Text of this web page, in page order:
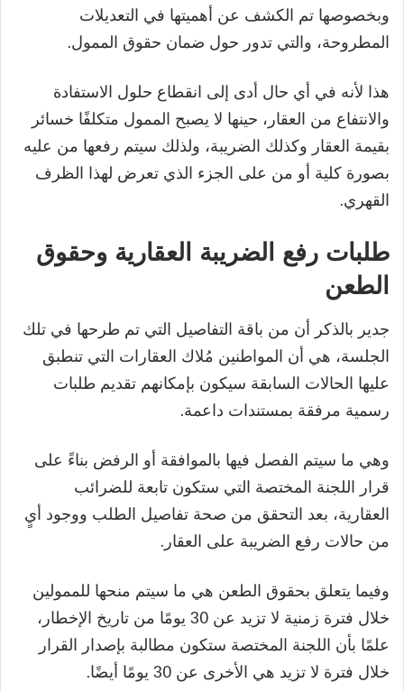
وبخصوصها تم الكشف عن أهميتها في التعديلات
المطروحة، والتي تدور حول ضمان حقوق الممول.
هذا لأنه في أي حال أدى إلى انقطاع حلول الاستفادة
والانتفاع من العقار، حينها لا يصبح الممول متكلفًا خسائر
بقيمة العقار وكذلك الضريبة، ولذلك سيتم رفعها من عليه
بصورة كلية أو من على الجزء الذي تعرض لهذا الظرف
القهري.
طلبات رفع الضريبة العقارية وحقوق
الطعن
جدير بالذكر أن من باقة التفاصيل التي تم طرحها في تلك
الجلسة، هي أن المواطنين مُلاك العقارات التي تنطبق
عليها الحالات السابقة سيكون بإمكانهم تقديم طلبات
رسمية مرفقة بمستندات داعمة.
وهي ما سيتم الفصل فيها بالموافقة أو الرفض بناءً على
قرار اللجنة المختصة التي ستكون تابعة للضرائب
العقارية، بعد التحقق من صحة تفاصيل الطلب ووجود أيٍ
من حالات رفع الضريبة على العقار.
وفيما يتعلق بحقوق الطعن هي ما سيتم منحها للممولين
خلال فترة زمنية لا تزيد عن 30 يومًا من تاريخ الإخطار،
علمًا بأن اللجنة المختصة ستكون مطالبة بإصدار القرار
خلال فترة لا تزيد هي الأخرى عن 30 يومًا أيضًا.